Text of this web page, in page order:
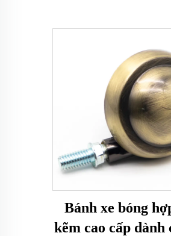
Bánh xe bóng
kẽm cao cấp dành